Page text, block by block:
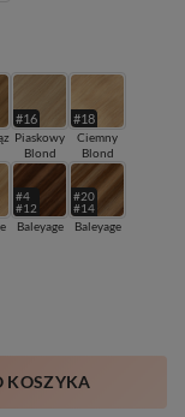
#16
Piaskowy
Blond
#18
Ciemny
Blond
#4
#12
Baleyage
#20
#14
Baleyage
KOSZYKA